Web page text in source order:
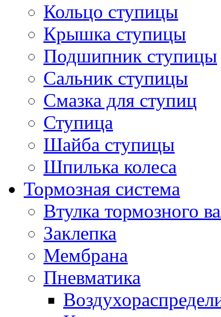
Кольцо ступицы
Крышка ступицы
Подшипник ступицы
Сальник ступицы
Смазка для ступиц
Ступица
Шайба ступицы
Шпилька колеса
Тормозная система
Втулка тормозного
Заклепка
Мембрана
Пневматика